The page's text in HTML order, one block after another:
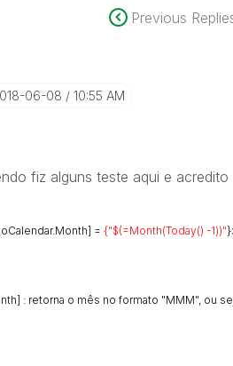
Previous
06-08 10:55 AM
fiz alguns teste aqui e
= {"$(=Month(Today() -1))"
: retorna o mês no formato "MMM", ou